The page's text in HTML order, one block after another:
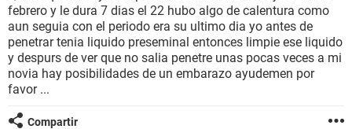
SEXUALIDAD
GLOSARIO
febrero y le dura 7 dias el 22 hubo algo de calentura como
aun seguia con el periodo era su ultimo dia yo antes de
penetrar tenia liquido preseminal entonces limpie ese liquido
y despurs de ver que no salia penetre unas pocas veces a mi
novia hay posibilidades de un embarazo ayudemen por
favor ...
Compartir